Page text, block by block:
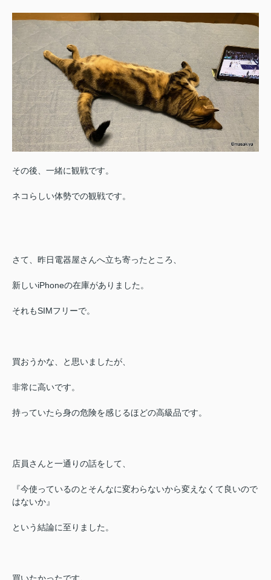
その後、一緒に観戦です。
ネコらしい体勢での観戦です。
さて、昨日電器屋さんへ立ち寄ったところ、
新しいiPhoneの在庫がありました。
それもSIMフリーで。
買おうかな、と思いましたが、
非常に高いです。
持っていたら身の危険を感じるほどの高級品です。
店員さんと一通りの話をして、
『今使っているのとそんなに変わらないから変えなくて良いので
はないか』
という結論に至りました。